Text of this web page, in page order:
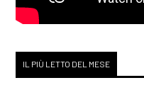
IL PIÙ LETTO DEL MESE